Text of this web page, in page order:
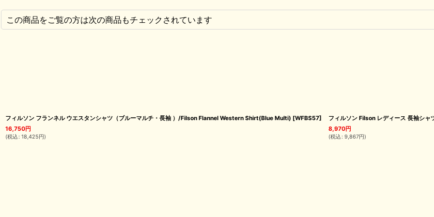
この商品をご覧の方は次の商品もチェックされています
フィルソン フランネル ウエスタンシャツ（ブルーマルチ・長袖 ）/Filson Flannel Western Shirt(Blue Multi) [WFBS57]
16,750円
(税込 : 18,425円)
フィルソン Filson レディース 長袖シャ
8,970円
(税込 : 9,867円)